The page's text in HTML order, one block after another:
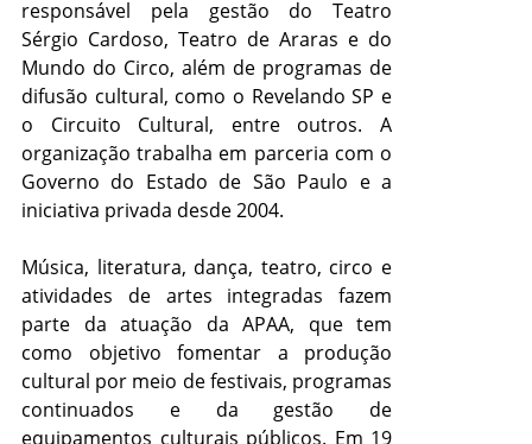
responsável pela gestão do Teatro
Sérgio Cardoso, Teatro de Araras e do
Mundo do Circo, além de programas de
difusão cultural, como o Revelando SP e
o Circuito Cultural, entre outros. A
organização trabalha em parceria com o
Governo do Estado de São Paulo e a
iniciativa privada desde 2004.
Música, literatura, dança, teatro, circo e
atividades de artes integradas fazem
parte da atuação da APAA, que tem
como objetivo fomentar a produção
cultural por meio de festivais, programas
continuados e da gestão de
equipamentos culturais públicos. Em 19